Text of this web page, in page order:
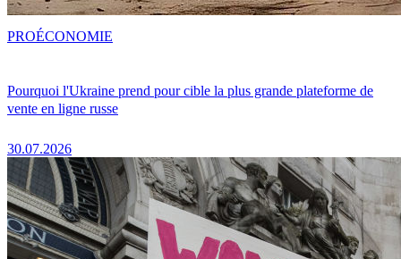
Pourquoi l'Ukraine prend pour cible la plus grande plateforme de
vente en ligne russe
30.07.2026
PROÉCONOMIE